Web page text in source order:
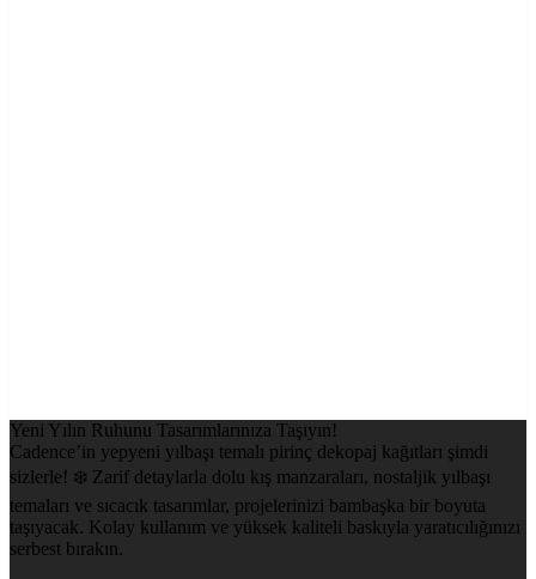
Yeni Yılın Ruhunu Tasarımlarınıza Taşıyın!
Cadence’in yepyeni yılbaşı temalı pirinç dekopaj kağıtları şimdi
sizlerle! ❄️ Zarif detaylarla dolu kış manzaraları, nostaljik yılbaşı
temaları ve sıcacık tasarımlar, projelerinizi bambaşka bir boyuta
taşıyacak. Kolay kullanım ve yüksek kaliteli baskıyla yaratıcılığınızı
serbest bırakın.